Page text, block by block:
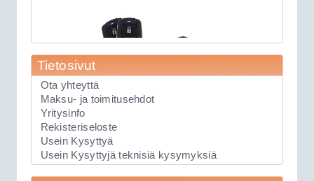
Laite soveltuu KAIKK...
Tietosivut
Ota yhteyttä
Maksu- ja toimitusehdot
Yritysinfo
Rekisteriseloste
Usein Kysyttyä
Usein Kysyttyjä teknisiä kysymyksiä